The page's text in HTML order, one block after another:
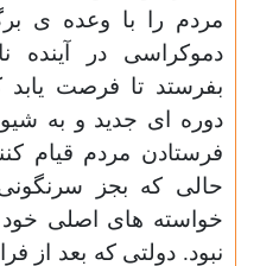
مردم را با وعده ی
دموکراسی در آینده
بفرستد تا فرصت
دوره ای جدید و به
فرستادن مردم قیام
حالی که بجز
خواسته های اصلی خود
نبود. دولتی که بعد از